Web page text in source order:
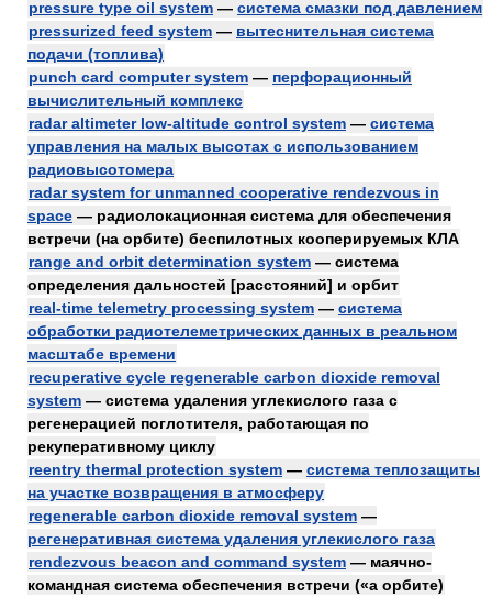
pressure type oil system — система смазки под давлением
pressurized feed system — вытеснительная система
подачи (топлива)
punch card computer system — перфорационный
вычислительный комплекс
radar altimeter low-altitude control system — система
управления на малых высотах с использованием
радиовысотомера
radar system for unmanned cooperative rendezvous in
space — радиолокационная система для обеспечения
встречи (на орбите) беспилотных кооперируемых КЛА
range and orbit determination system — система
определения дальностей [расстояний] и орбит
real-time telemetry processing system — система
обработки радиотелеметрических данных в реальном
масштабе времени
recuperative cycle regenerable carbon dioxide removal
system — система удаления углекислого газа с
регенерацией поглотителя, работающая по
рекуперативному циклу
reentry thermal protection system — система теплозащиты
на участке возвращения в атмосферу
regenerable carbon dioxide removal system —
регенеративная система удаления углекислого газа
rendezvous beacon and command system — маячно-
командная система обеспечения встречи («а орбите)